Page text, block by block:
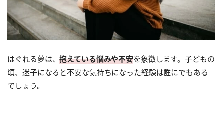
はぐれる夢は、 抱えている悩みや不安を象徴します。子どもの
頃、迷子になると不安な気持ちになった経験は誰にでもある
でしょう。